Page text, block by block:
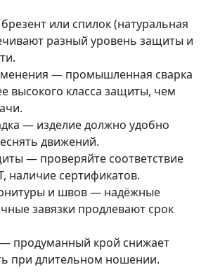
или спилок (натуральная
разный уровень защиты и
— промышленная сварка
высокого класса защиты, чем
— изделие должно удобно
движений.
— проверяйте соответствие
наличие сертификатов.
и швов — надёжные
завязки продлевают срок
продуманный крой снижает
при длительном ношении.